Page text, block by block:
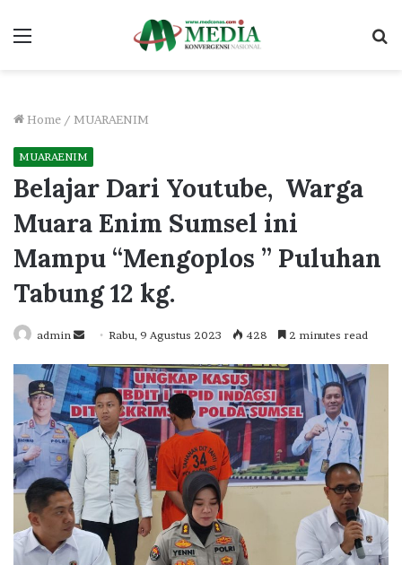
Menu
Home / MUARAENIM
MUARAENIM
Belajar Dari Youtube, Warga
Muara Enim Sumsel ini
Mampu “Mengoplos ” Puluhan
Tabung 12 kg.
admin
Send
email
Rabu, 9 Agustus 2023 428 2 minutes read